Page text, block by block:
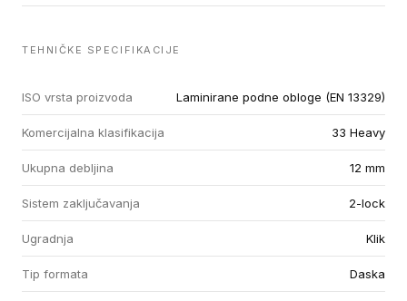
TEHNIČKE SPECIFIKACIJE
ISO vrsta proizvoda Laminirane podne obloge (EN 13329)
Komercijalna klasifikacija 33 Heavy
Ukupna debljina 12 mm
Sistem zaključavanja 2-lock
Ugradnja Klik
Tip formata Daska